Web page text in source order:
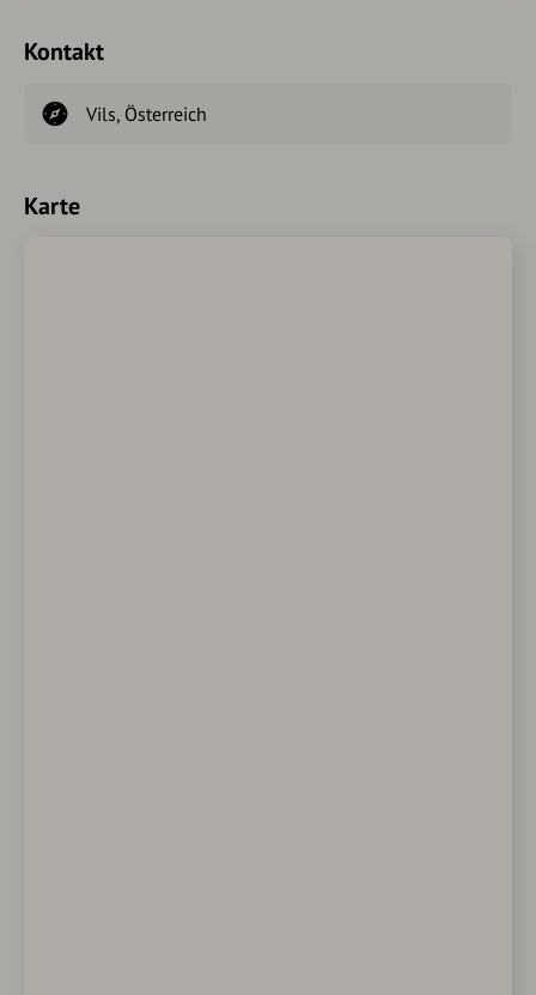
Kontakt
Vils, Österreich
Karte